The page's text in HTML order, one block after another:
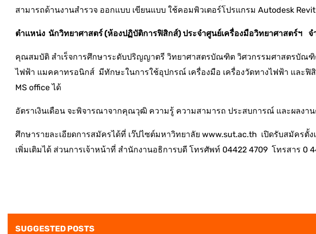
สามารถด้านงานสำรวจ ออกแบบ เขียนแบบ ใช้คอมพิวเตอร์โปรแกรม Autodesk
ตำแหน่ง นักวิทยาศาสตร์ (ห้องปฏิบัติการฟิสิกส์) ประจำศูนย์เครื่องมือวิทยาศาสตร์ฯ จ
คุณสมบัติ สำเร็จการศึกษาระดับปริญญาตรี วิทยาศาสตรบัณฑิต วิศวกรรมศาสตรบัณ
ไฟฟ้า แมคคาทรอนิกส์ มีทักษะในการใช้อุปกรณ์ เครื่องมือ เครื่องวัดทางไฟฟ้า และฟิ
MS office ได้
อัตราเงินเดือน จะพิจารณาจากคุณวุฒิ ความรู้ ความสามารถ ประสบการณ์ และผลง
ศึกษารายละเอียดการสมัครได้ที่ เว๊ปไซต์มหาวิทยาลัย www.sut.ac.th เปิดรับสมัคร
เพิ่มเติมได้ ส่วนการเจ้าหน้าที่ สำนักงานอธิการบดี โทรศัพท์ 04422 4709 โทรสาร 0
SUGGESTED POSTS